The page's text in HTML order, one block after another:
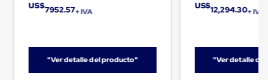
Emplayar
Plastica
Stretch
US$7952.57+ IVA
"Ver detalle del producto"
US$12,294.30+ IVA
"Ver detalle